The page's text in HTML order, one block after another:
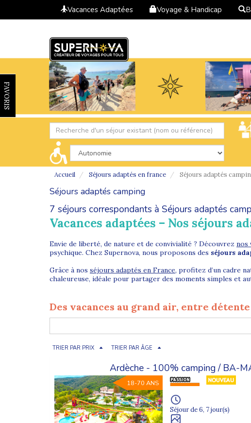
Vacances Adaptées Voyage & Handicap
FAVORIS
Accueil Séjours adaptés en france Séjours adaptés
Séjours adaptés camping
7 séjours correspondants à Séjours adaptés
Vacances adaptées – Nos séjours
Envie de liberté, de nature et de convivialité ? Découvrez nos
psychique. Chez Supernova, nous proposons des séjours
Grâce à nos séjours adaptés en France, profitez d’un cadre
chaleureuse, idéale pour partager des moments simples et
Des vacances au grand air, entre
Les séjours adaptés en camping permettent de vivre des
pensé pour favoriserl’autonomie, le plaisir et la
Encadrés par des équipes formées, les vacanciers évoluent
Pourquoi choisir un séjour adapté en
Spécialiste desséjours adaptés, Supernova propose des
individualisé : tout est pensé pour garantir
sécurité, bien-
TRIER PAR PRIX TRIER PAR ÂGE
Ardèche - 100% camping / BA-
18-70 ANS
Séjour de 6, 7 jour(s)